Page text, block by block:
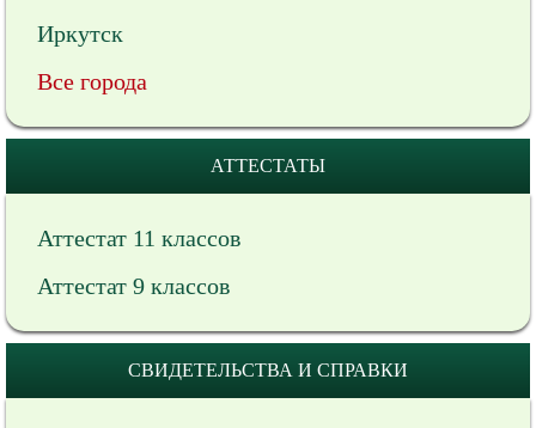
Иркутск
Все города
АТТЕСТАТЫ
Аттестат 11 классов
Аттестат 9 классов
СВИДЕТЕЛЬСТВА И СПРАВКИ